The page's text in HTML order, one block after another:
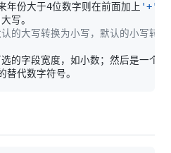
份大于4位数字则在前面加上 '+'
大写转换为小写，默认的小写转换